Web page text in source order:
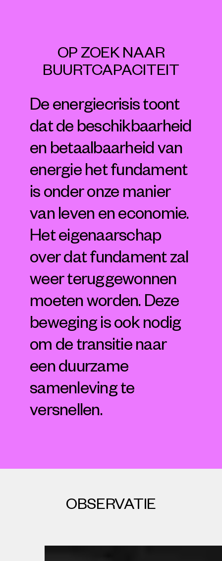
OP ZOEK NAAR
BUURTCAPACITEIT
De energiecrisis toont
dat de beschikbaarheid
en betaalbaarheid van
energie het fundament
is onder onze manier
van leven en economie.
Het eigenaarschap
over dat fundament zal
weer teruggewonnen
moeten worden. Deze
beweging is ook nodig
om de transitie naar
een duurzame
samenleving te
versnellen.
OBSERVATIE